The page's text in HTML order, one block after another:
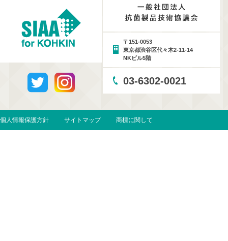
〒151-0053
東京都渋谷区代々木2-11-14
NKビル5階
03-6302-0021
個人情報保護方針 サイトマップ 商標に関して